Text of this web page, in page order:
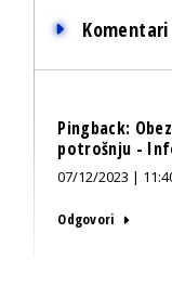
Komentari
Pingback:
potrošnju -
07/12/2023 |
Odgovori